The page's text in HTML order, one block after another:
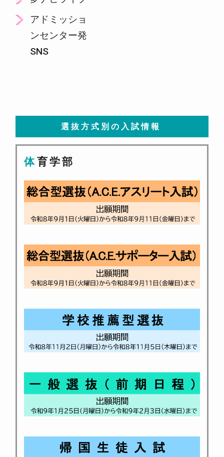
アドミッショ
ンセンター発
SNS
選抜方式別の入試情報
体育学部